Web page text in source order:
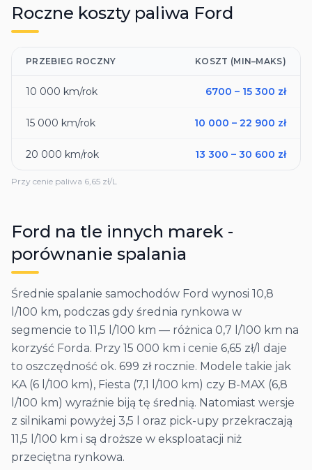
Roczne koszty paliwa Ford
PRZEBIEG ROCZNY KOSZT (MIN–MAKS)
10 000 km/rok 6700 – 15 300 zł
15 000 km/rok 10 000 – 22 900 zł
20 000 km/rok 13 300 – 30 600 zł
Przy cenie paliwa 6,65 zł/L
Ford na tle innych marek -
porównanie spalania
Średnie spalanie samochodów Ford wynosi 10,8
l/100 km, podczas gdy średnia rynkowa w
segmencie to 11,5 l/100 km — różnica 0,7 l/100 km na
korzyść Forda. Przy 15 000 km i cenie 6,65 zł/l daje
to oszczędność ok. 699 zł rocznie. Modele takie jak
KA (6 l/100 km), Fiesta (7,1 l/100 km) czy B-MAX (6,8
l/100 km) wyraźnie biją tę średnią. Natomiast wersje
z silnikami powyżej 3,5 l oraz pick-upy przekraczają
11,5 l/100 km i są droższe w eksploatacji niż
przeciętna rynkowa.